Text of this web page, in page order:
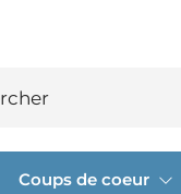
Coups de coeur